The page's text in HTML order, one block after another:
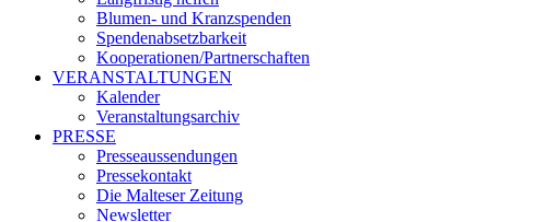
Blumen- und Kranzspenden
Spendenabsetzbarkeit
Kooperationen/Partnerschaften
VERANSTALTUNGEN
Kalender
Veranstaltungsarchiv
PRESSE
Presseaussendungen
Pressekontakt
Die Malteser Zeitung
Newsletter